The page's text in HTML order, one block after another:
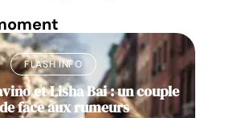
FLASH INFO
et Lisha Bai : un couple
face aux rumeurs